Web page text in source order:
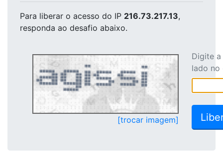
Para liberar o acesso do IP 216.73.217.13,
responda ao desafio abaixo.
[trocar imagem]
Digite
lado no